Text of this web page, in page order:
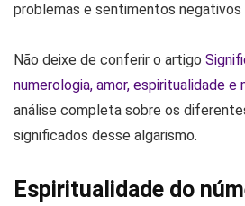
problemas e sentimentos negativos
Não deixe de conferir o artigo
numerologia, amor, espiritualidade e
análise completa sobre os
significados desse algarismo.
Espiritualidade do